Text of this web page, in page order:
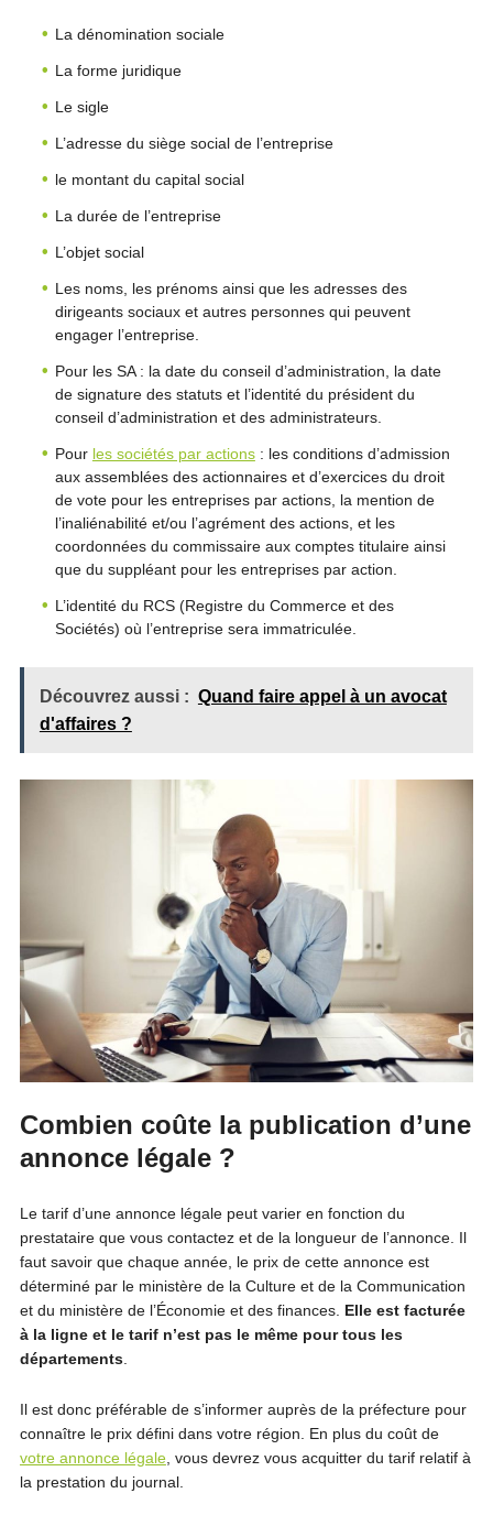
La dénomination sociale
La forme juridique
Le sigle
L’adresse du siège social de l’entreprise
le montant du capital social
La durée de l’entreprise
L’objet social
Les noms, les prénoms ainsi que les adresses des
dirigeants sociaux et autres personnes qui peuvent
engager l’entreprise.
Pour les SA : la date du conseil d’administration, la date
de signature des statuts et l’identité du président du
conseil d’administration et des administrateurs.
Pour les sociétés par actions: les conditions d’admission
aux assemblées des actionnaires et d’exercices du droit
de vote pour les entreprises par actions, la mention de
l’inaliénabilité et/ou l’agrément des actions, et les
coordonnées du commissaire aux comptes titulaire ainsi
que du suppléant pour les entreprises par action.
L’identité du RCS (Registre du Commerce et des
Sociétés) où l’entreprise sera immatriculée.
Découvrez aussi : Quand faire appel à un avocat
d'affaires ?
Combien coûte la publication d’une
annonce légale ?
Le tarif d’une annonce légale peut varier en fonction du
prestataire que vous contactez et de la longueur de l’annonce. Il
faut savoir que chaque année, le prix de cette annonce est
déterminé par le ministère de la Culture et de la Communication
et du ministère de l’Économie et des finances. Elle est facturée
à la ligne et le tarif n’est pas le même pour tous les
départements.
Il est donc préférable de s’informer auprès de la préfecture pour
connaître le prix défini dans votre région. En plus du coût de
votre annonce légale, vous devrez vous acquitter du tarif relatif à
la prestation du journal.